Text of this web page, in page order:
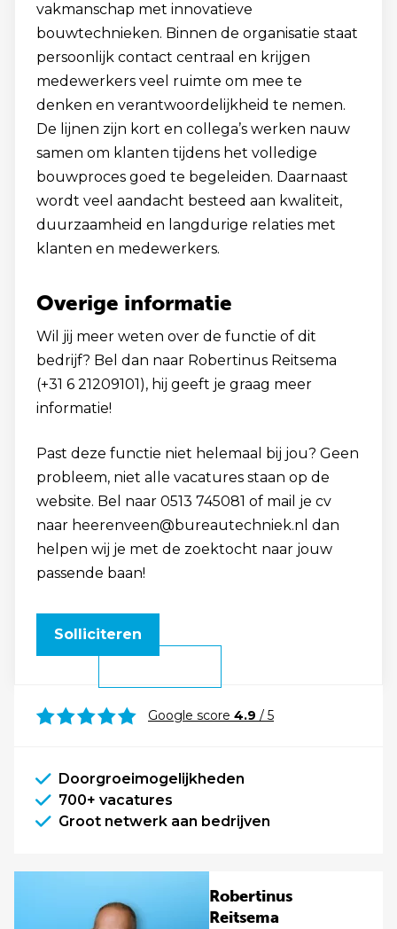
vakmanschap met innovatieve
bouwtechnieken. Binnen de organisatie staat
persoonlijk contact centraal en krijgen
medewerkers veel ruimte om mee te
denken en verantwoordelijkheid te nemen.
De lijnen zijn kort en collega’s werken nauw
samen om klanten tijdens het volledige
bouwproces goed te begeleiden. Daarnaast
wordt veel aandacht besteed aan kwaliteit,
duurzaamheid en langdurige relaties met
klanten en medewerkers.
Overige informatie
Wil jij meer weten over de functie of dit
bedrijf? Bel dan naar Robertinus Reitsema
(+31 6 21209101), hij geeft je graag meer
informatie!
Past deze functie niet helemaal bij jou? Geen
probleem, niet alle vacatures staan op de
website. Bel naar 0513 745081 of mail je cv
naar heerenveen@bureautechniek.nl dan
helpen wij je met de zoektocht naar jouw
passende baan!
Solliciteren
Google score 4.9 / 5
Doorgroeimogelijkheden
700+ vacatures
Groot netwerk aan bedrijven
Robertinus
Reitsema